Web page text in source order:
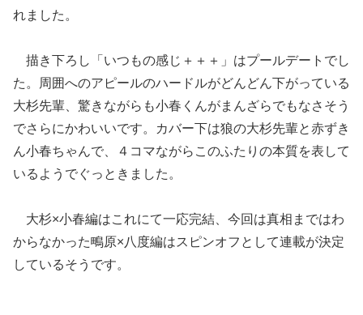
れました。
描き下ろし「いつもの感じ＋＋＋」はプールデートでし
た。周囲へのアピールのハードルがどんどん下がっている
大杉先輩、驚きながらも小春くんがまんざらでもなさそう
でさらにかわいいです。カバー下は狼の大杉先輩と赤ずき
ん小春ちゃんで、４コマながらこのふたりの本質を表して
いるようでぐっときました。
大杉×小春編はこれにて一応完結、今回は真相まではわ
からなかった鴫原×八度編はスピンオフとして連載が決定
しているそうです。